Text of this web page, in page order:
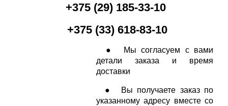
+375 (29) 185-33-10
+375 (33) 618-83-10
● Мы согласуем с вами
детали заказа и время
доставки
● Вы получаете заказ по
указанному адресу вместе со